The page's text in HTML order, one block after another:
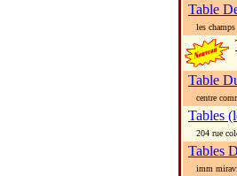
Table
les champs
Table
centre
Tables
204 rue
Tables
imm